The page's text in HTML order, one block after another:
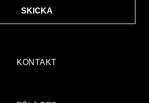
KONTAKT
SKICKA